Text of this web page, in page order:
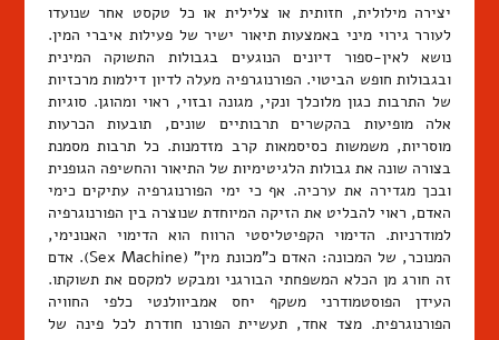
יצירה מילולית, חזותית או צלילית או כל טקסט אחר שנועדו
לעורר גירוי מיני באמצעות תיאור ישיר של פעילות איברי המין.
נושא לאין-ספור דיונים הנוגעים בגבולות התשוקה המינית
ובגבולות חופש הביטוי. הפורנוגרפיה מעלה לדיון דילמות מרכזיות
של התרבות כגון מלוכלך ונקי, מגונה ובזוי, ראוי ומהוגן. סוגיות
אלה מופיעות בהקשרים תרבותיים שונים, תובעות הכרעות
מוסריות, משמשות כסיסמאות קרב מזדמנות. כל תרבות מסמנת
בצורה שונה את גבולות הלגיטימיות של התיאור והחשיפה הגופנית
ובכך מגדירה את ערכיה. אף כי ימי הפורנוגרפיה עתיקים כימי
האדם, ראוי להבליט את הזיקה המיוחדת שנוצרה בין הפורנוגרפיה
למודרניות. הדימוי הקפיטליסטי הרווח הוא הדימוי האנונימי,
המנוכר, של המכונה: האדם כ"מכונת מין" (Sex Machine). אדם
זה חורג מן הכלא המשפחתי הבורגני ומבקש למקסם את תשוקתו.
העידן הפוסטמודרני משקף יחס אמביוולנטי כלפי החוויה
הפורנוגרפית. מצד אחד, תעשיית הפורנו חודרת לכל פינה של